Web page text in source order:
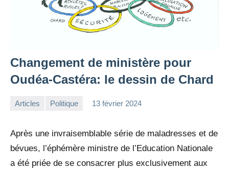
Changement de ministère pour
Oudéa-Castéra: le dessin de Chard
Articles Politique 13 février 2024
Après une invraisemblable série de maladresses et de
bévues, l’éphémère ministre de l’Education Nationale
a été priée de se consacrer plus exclusivement aux